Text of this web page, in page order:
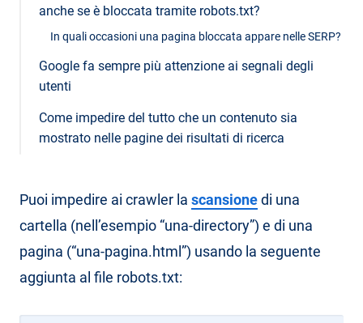
anche se è bloccata tramite robots.txt?
In quali occasioni una pagina bloccata appare nelle SERP?
Google fa sempre più attenzione ai segnali degli
utenti
Come impedire del tutto che un contenuto sia
mostrato nelle pagine dei risultati di ricerca
Puoi impedire ai crawler la scansionedi una
cartella (nell’esempio “una-directory”) e di una
pagina (“una-pagina.html”) usando la seguente
aggiunta al file robots.txt: